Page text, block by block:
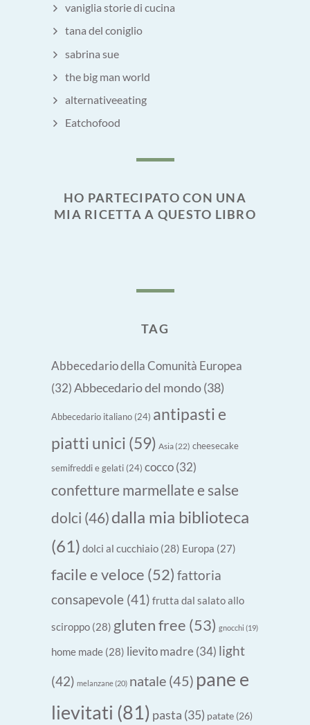
vaniglia storie di cucina
tana del coniglio
sabrina sue
the big man world
alternativeeating
Eatchofood
HO PARTECIPATO CON UNA
MIA RICETTA A QUESTO LIBRO
TAG
Abbecedario della Comunità Europea
(32) Abbecedario del mondo(38)
Abbecedario italiano (24) antipasti e
piatti unici (59) Asia(22) cheesecake
semifreddi e gelati (24) cocco (32)
confetture marmellate e salse
dolci (46) dalla mia biblioteca
(61) dolci al cucchiaio (28) Europa (27)
facile e veloce (52) fattoria
consapevole (41) frutta dal salato allo
sciroppo (28) gluten free (53) gnocchi (19)
home made (28) lievito madre(34) light
(42) melanzane(20) natale (45) pane e
lievitati (81) pasta (35) patate (26)